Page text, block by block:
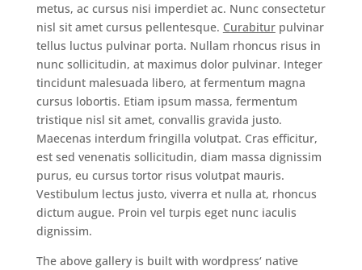
metus, ac cursus nisi imperdiet ac. Nunc consectetur
nisl sit amet cursus pellentesque. Curabiturpulvinar
tellus luctus pulvinar porta. Nullam rhoncus risus in
nunc sollicitudin, at maximus dolor pulvinar. Integer
tincidunt malesuada libero, at fermentum magna
cursus lobortis. Etiam ipsum massa, fermentum
tristique nisl sit amet, convallis gravida justo.
Maecenas interdum fringilla volutpat. Cras efficitur,
est sed venenatis sollicitudin, diam massa dignissim
purus, eu cursus tortor risus volutpat mauris.
Vestibulum lectus justo, viverra et nulla at, rhoncus
dictum augue. Proin vel turpis eget nunc iaculis
dignissim.
The above gallery is built with wordpress‘ native